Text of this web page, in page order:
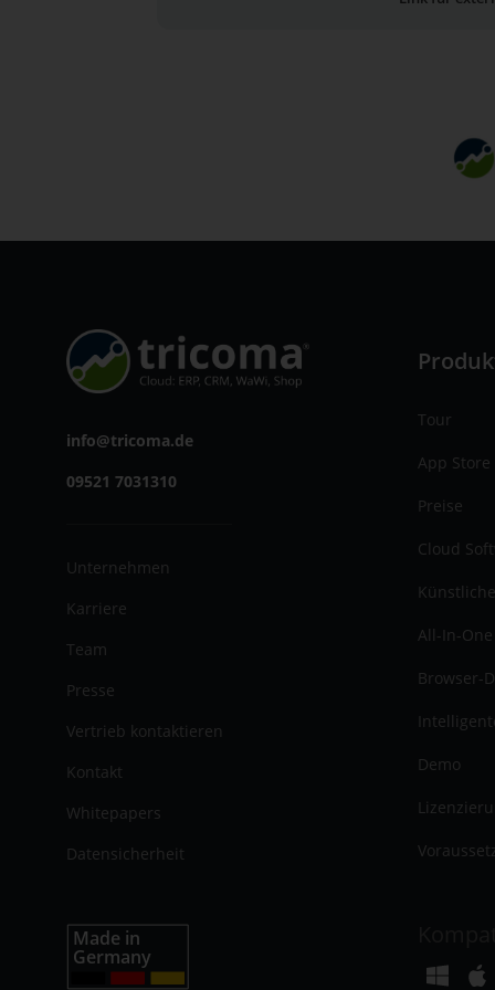
info@tricoma.de
09521 7031310
Unternehmen
Karriere
Team
Presse
Vertrieb kontaktieren
Kontakt
Whitepapers
Datensicherheit
Tour
App Store
Preise
Cloud
All-In-One
Browser-
Demo